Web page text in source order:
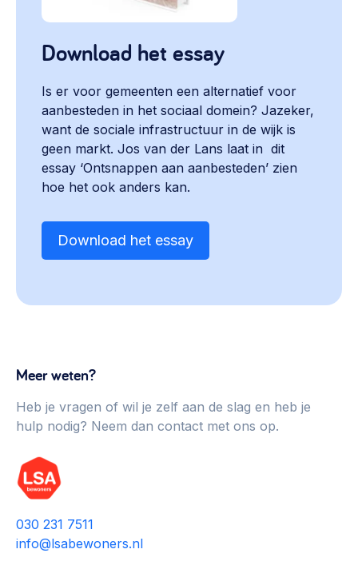
Download het essay
Is er voor gemeenten een alternatief voor
aanbesteden in het sociaal domein? Jazeker,
want de sociale infrastructuur in de wijk is
geen markt. Jos van der Lans laat in dit
essay ‘Ontsnappen aan aanbesteden’ zien
hoe het ook anders kan.
Download het essay
Meer weten?
Heb je vragen of wil je zelf aan de slag en heb je
hulp nodig? Neem dan contact met ons op.
030 231 7511
info@lsabewoners.nl